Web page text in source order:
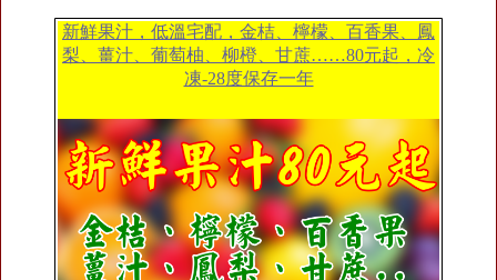
新鮮果汁，低溫宅配，金桔、檸檬、百香果、鳳
梨、薑汁、葡萄柚、柳橙、甘蔗……80元起，冷
凍-28度保存一年